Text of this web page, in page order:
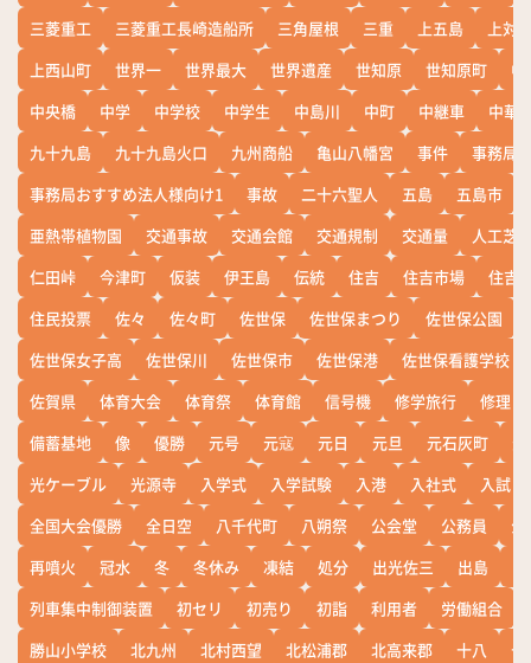
三菱重工
三菱重工長崎造船所 三角屋根 三重 上五島
上対
上西山町
世界一 世界最大 世界遺産 世知原 世知原町
中
中央橋
中学 中学校 中学生 中島川 中町 中継車
中華
九十九島
九十九島火口 九州商船 亀山八幡宮 事件
事務局
事務局おすすめ法人様向け1
事故 二十六聖人 五島 五島市
亜熱帯植物園
交通事故 交通会館 交通規制 交通量
人工芝
仁田峠
今津町 仮装 伊王島 伝統 住吉 住吉市場
住吉
住民投票
佐々 佐々町 佐世保 佐世保まつり 佐世保公園
佐世保女子高
佐世保川 佐世保市 佐世保港
佐世保看護学校
佐賀県
体育大会 体育祭 体育館 信号機 修学旅行
修理
備蓄基地
像 優勝 元号 元寇 元日 元旦 元石灰町
光ケーブル
光源寺 入学式 入学試験 入港 入社式
入試
全国大会優勝
全日空 八千代町 八朔祭 公会堂 公務員
公
再噴火
冠水 冬 冬休み 凍結 処分 出光佐三 出島
列車集中制御装置
初セリ 初売り 初詣 利用者 労働組合
勝山小学校
北九州 北村西望 北松浦郡 北高来郡 十八
十